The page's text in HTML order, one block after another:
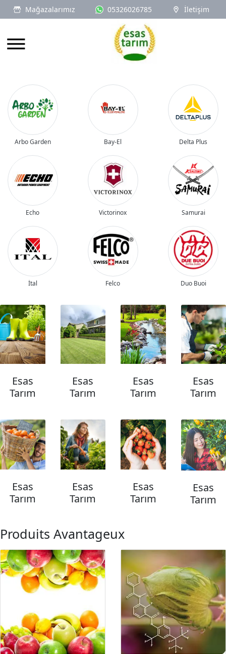
Mağazalarımız 05326026785 İletişim
Logo
Arbo Garden Bay-El Delta Plus
Echo Victorinox Samurai
İtal Felco Duo Buoi
Esas
Tarım
Esas
Tarım
Esas
Tarım
Esas
Tarım
Esas
Tarım
Esas
Tarım
Esas
Tarım
Esas
Tarım
Produits Avantageux